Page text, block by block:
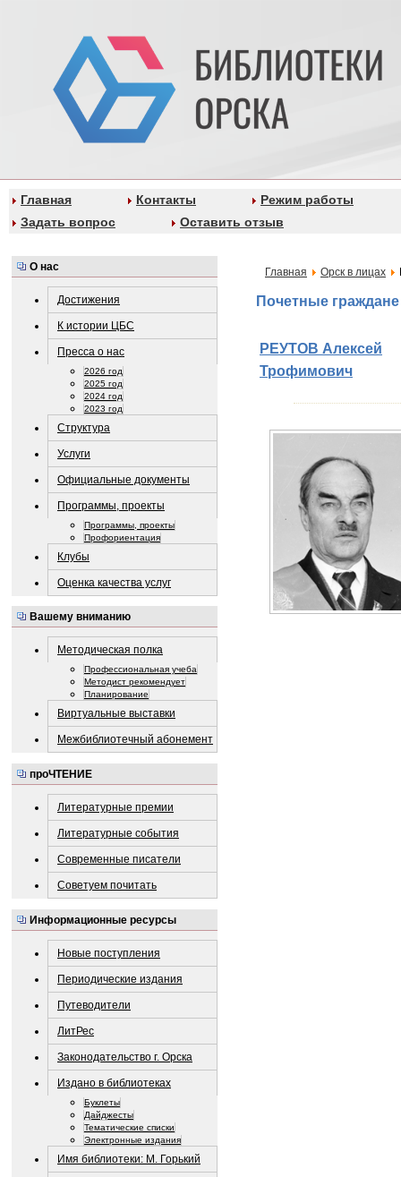
Главная Контакты
Режим работы
Задать вопрос
Оставить отзыв
О нас
Достижения
К истории ЦБС
Пресса о нас
2026 год
2025 год
2024 год
2023 год
Структура
Услуги
Официальные документы
Программы, проекты
Программы, проекты
Профориентация
Клубы
Оценка качества услуг
Вашему вниманию
Методическая полка
Профессиональная учеба
Методист рекомендует
Планирование
Виртуальные выставки
Межбиблиотечный абонемент
проЧТЕНИЕ
Литературные премии
Литературные события
Современные писатели
Советуем почитать
Информационные ресурсы
Новые поступления
Периодические издания
Путеводители
ЛитРес
Законодательство г. Орска
Издано в библиотеках
Буклеты
Дайджесты
Тематические списки
Электронные издания
Имя библиотеки: М. Горький
Главная Орск в лицах
Почетные граждане
РЕУТОВ Алексей
Трофимович